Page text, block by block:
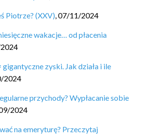
Piotrze? (XXV),07/11/2024
wakacje… od płacenia
zyski. Jak działa i ile
2024
przychody? Wypłacanie sobie
2024
na emeryturę? Przeczytaj